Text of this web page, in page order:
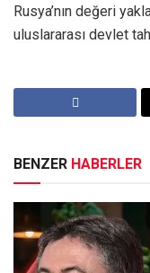
Rusya’nın değeri
uluslararası devlet
BENZER HABERLER